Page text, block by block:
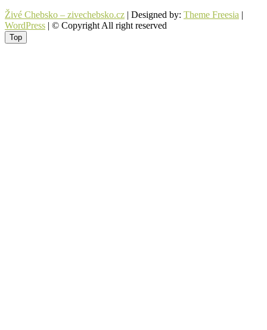
Živé Chebsko – zivechebsko.cz | Designed by: Theme Freesia |
WordPress | © Copyright All right reserved
Top